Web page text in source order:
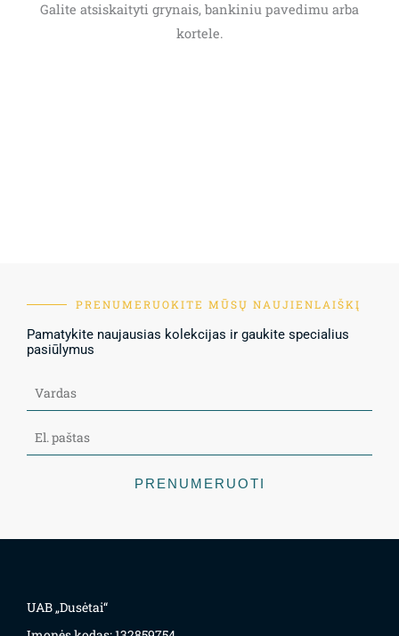
Galite atsiskaityti grynais, bankiniu pavedimu arba
kortele.
PRENUMERUOKITE MŪSŲ NAUJIENLAIŠKĮ
Pamatykite naujausias kolekcijas ir gaukite specialius
pasiūlymus
PRENUMERUOTI
UAB „Dusėtai“